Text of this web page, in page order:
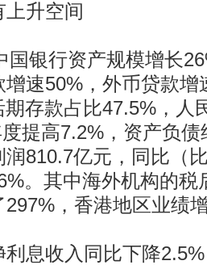
升空间
银行资产规模增长
速50%，外币贷款增
存款占比47.5%，人
提高7.2%，资产负
810.7亿元，同比（
。其中海外机构的税
，香港地区业绩
收入同比下降2.5%